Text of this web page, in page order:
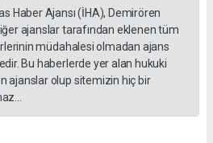
Haber Ajansı (İHA), Demirören
ajanslar tarafından eklenen tüm
müdahalesi olmadan ajans
Bu haberlerde yer alan hukuki
ajanslar olup sitemizin hiç bir